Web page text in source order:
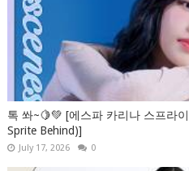
톡 쏴~🍋💚 [에스파 카리나 스프라
Sprite Behind)]
July 17, 2026 0